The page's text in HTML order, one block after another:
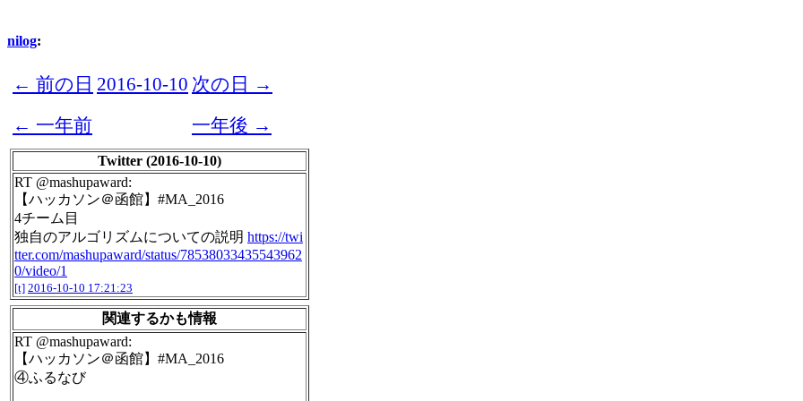
nilog:
← 前の日 2016-10-10 次の日 →
← 一年前
一年後 →
Twitter (2016-10-10)
RT @mashupaward:
【ハッカソン＠函館】#MA_2016
4チーム目
独自のアルゴリズムについての説明 https://twi
tter.com/mashupaward/status/78538033435543962
0/video/1
[t] 2016-10-10 17:21:23
関連するかも情報
RT @mashupaward:
【ハッカソン＠函館】#MA_2016
④ふるなび